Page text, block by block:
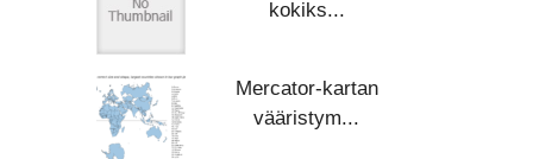
kokiks...
Mercator-kartan
vääristym...